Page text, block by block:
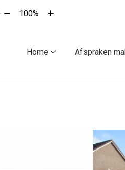
Tekst100%
Tekst
Home
Afspraken